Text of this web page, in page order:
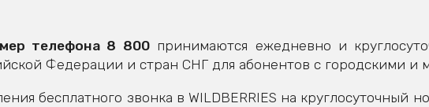
телефона 8 800принимаются ежедневно и
Федерации и стран СНГ для абонентов с городскими и
бесплатного звонка в WILDBERRIES на